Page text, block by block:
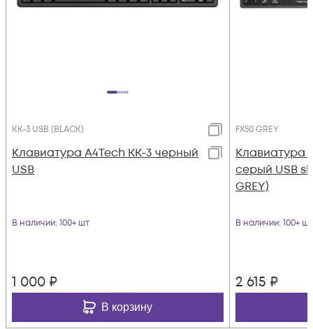
KK-3 USB (BLACK)
Клавиатура A4Tech KK-3 черный
USB
В наличии: 100+ шт
1 000 ₽
В корзину
FX50 GREY
Клавиатура
серый USB
GREY)
В наличии: 100+ шт
2 615 ₽